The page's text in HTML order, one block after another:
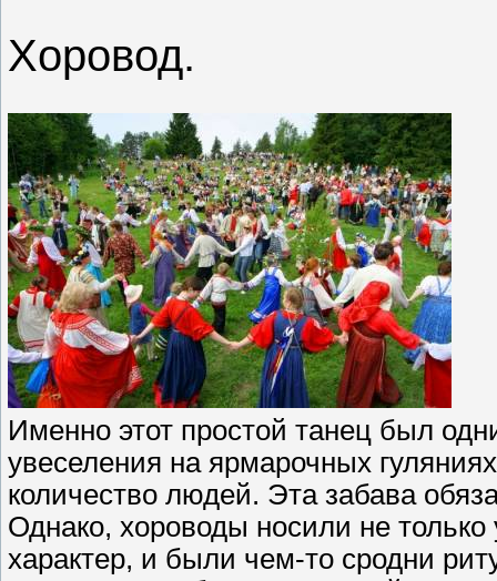
Хоровод.
Именно этот простой танец был
увеселения на ярмарочных
количество людей. Эта забава
Однако, хороводы носили не
характер, и были чем-то сродни